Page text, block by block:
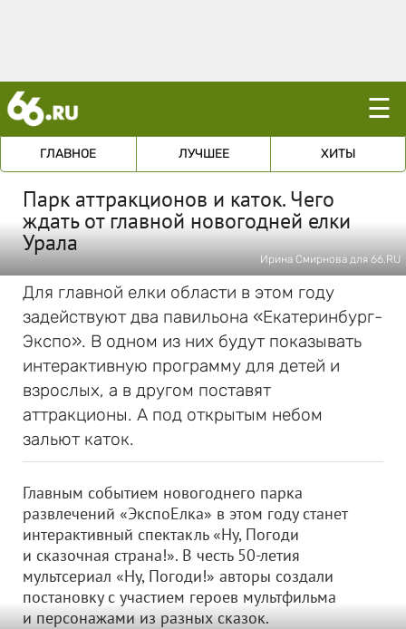
☰
ГЛАВНОЕ ЛУЧШЕЕ ХИТЫ
Парк аттракционов и каток. Чего
ждать от главной новогодней елки
Урала
Ирина Смирнова для 66.RU
Для главной елки области в этом году
задействуют два павильона «Екатеринбург-
Экспо». В одном из них будут показывать
интерактивную программу для детей и
взрослых, а в другом поставят
аттракционы. А под открытым небом
зальют каток.
Главным событием новогоднего парка
развлечений «ЭкспоЕлка» в этом году станет
интерактивный спектакль «Ну, Погоди
и сказочная страна!». В честь 50-летия
мультсериал «Ну, Погоди!» авторы создали
постановку с участием героев мультфильма
и персонажами из разных сказок.